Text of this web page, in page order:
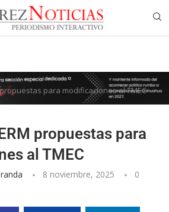
para modificaciones al TMEC
propuestas para
al TMEC
8 noviembre, 2025
0